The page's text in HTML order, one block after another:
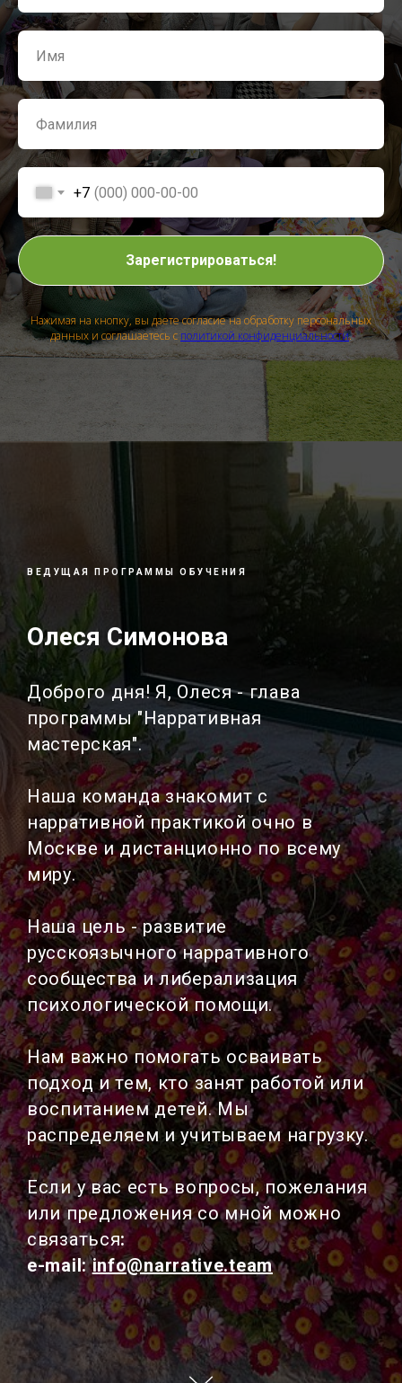
+7
Зарегистрироваться!
Нажимая на кнопку, вы даете согласие на обработку персональных
данных и соглашаетесь с политикой конфиденциальности.
ВЕДУЩАЯ ПРОГРАММЫ ОБУЧЕНИЯ
Олеся Симонова
Доброго дня! Я, Олеся - глава
программы "Нарративная
мастерская".
Наша команда знакомит с
нарративной практикой очно в
Москве и дистанционно по всему
миру.
Наша цель - развитие
русскоязычного нарративного
сообщества и либерализация
психологической помощи.
Нам важно помогать осваивать
подход и тем, кто занят работой или
воспитанием детей. Мы
распределяем и учитываем нагрузку.
Если у вас есть вопросы, пожелания
или предложения со мной можно
связаться:
e-mail:info@narrative.team